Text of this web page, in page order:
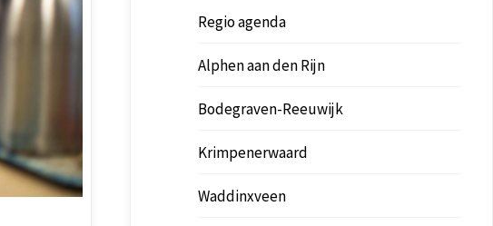
Regio agenda
Alphen aan den Rijn
Bodegraven-Reeuwijk
Krimpenerwaard
Waddinxveen